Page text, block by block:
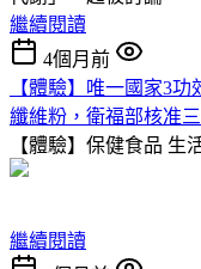
繼續閱讀
4個月前
【體驗】唯一國家3
纖維粉，衛福部核准
【體驗】保健食品 生
繼續閱讀